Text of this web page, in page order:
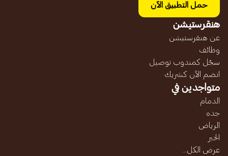
حمل التطبيق الآن
هنقرستيشن
عن هنقرستيشن
وظائف
سجّل كمندوب توصيل
انضم الآن كشريك
متواجدين في
الدمام
جده
الرياض
الخبر
عرض الكل...